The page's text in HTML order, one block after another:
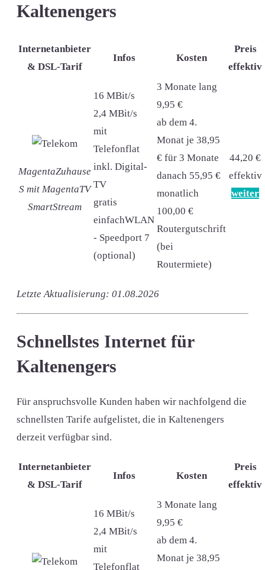
Kaltenengers
Internetanbieter
& DSL-Tarif
Infos Kosten
Preis
effektiv
MagentaZuhause
S mit MagentaTV
SmartStream
16 MBit/s
2,4 MBit/s
mit
Telefonflat
inkl. Digital-
TV
gratis
einfachWLAN
- Speedport 7
(optional)
3 Monate lang
9,95 €
ab dem 4.
Monat je 38,95
€ für 3 Monate
danach 55,95 €
monatlich
100,00 €
Routergutschrift
(bei
Routermiete)
44,20 €
effektiv
weiter
Letzte Aktualisierung: 01.08.2026
Schnellstes Internet für
Kaltenengers
Für anspruchsvolle Kunden haben wir nachfolgend die
schnellsten Tarife aufgelistet, die in Kaltenengers
derzeit verfügbar sind.
Internetanbieter
& DSL-Tarif
Infos Kosten
Preis
effektiv
16 MBit/s
2,4 MBit/s
mit
Telefonflat
3 Monate lang
9,95 €
ab dem 4.
Monat je 38,95